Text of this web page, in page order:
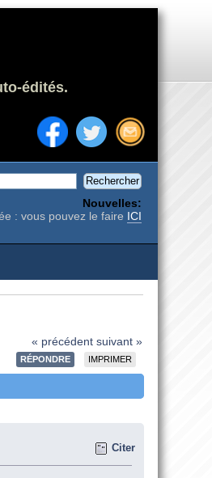
édités.
Nouvelles:
: vous pouvez le faire ICI
« précédent suivant »
RÉPONDRE IMPRIMER
Citer